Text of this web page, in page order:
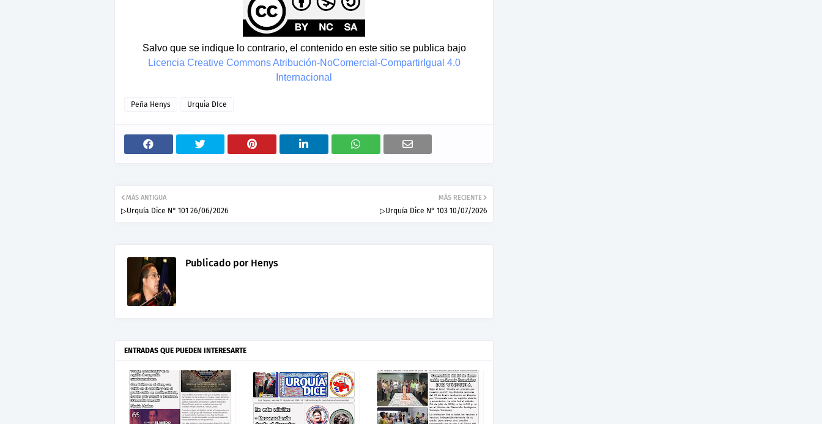
Salvo que se indique lo contrario, el contenido en este sitio se publica bajo
Licencia Creative Commons Atribución-NoComercial-CompartirIgual 4.0
Internacional
Peña Henys Urquia DIce
MÁS RECIENTE
▷Urquía Dice N° 103 10/07/2026
MÁS ANTIGUA
▷Urquía Dice N° 101 26/06/2026
Publicado porHenys
ENTRADAS QUE PUEDEN INTERESARTE